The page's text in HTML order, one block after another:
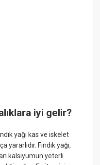
iyi gelir?
yağı kas ve iskelet
yararlıdır. Fındık yağı,
kalsiyumun yeterli